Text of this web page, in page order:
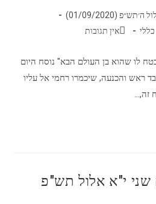
(01/09/2020)
כללי אין תגובות
לו שהוא בן העולם הבא" נוסח היום
ראש והכנעה, שיכמרו רחמי אל עליו
זה,…
שני י"א אלול תש"פ